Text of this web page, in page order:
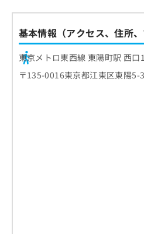
基本情報（アクセス、住所、
東京メトロ東西線 東陽町駅 西
〒135-0016東京都江東区東陽5-